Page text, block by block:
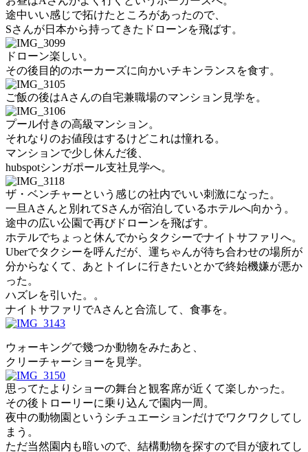
途中いい感じで拓けたところがあったので、
Sさんが日本から持ってきたドローンを飛ばす。
ドローン楽しい。
その後目的のホーカーズに向かいチキンランスを食す。
ご飯の後はAさんの自宅兼職場のマンション見学を。
プール付きの高級マンション。
それなりのお値段はするけどこれは憧れる。
マンションで少し休んだ後、
hubspotシンガポール支社見学へ。
ザ・ベンチャーという感じの社内でいい刺激になった。
一旦Aさんと別れてSさんが宿泊しているホテルへ向かう。
途中の広い公園で再びドローンを飛ばす。
ホテルでちょっと休んでからタクシーでナイトサファリへ。
Uberでタクシーを呼んだが、運ちゃんが待ち合わせの場所が
分からなくて、あとトイレに行きたいとかで終始機嫌が悪か
った。
ハズレを引いた。。
ナイトサファリでAさんと合流して、食事を。
ウォーキングで幾つか動物をみたあと、
クリーチャーショーを見学。
思ってたよりショーの舞台と観客席が近くて楽しかった。
その後トローリーに乗り込んで園内一周。
夜中の動物園というシチュエーションだけでワクワクしてし
まう。
ただ当然園内も暗いので、結構動物を探すので目が疲れてし